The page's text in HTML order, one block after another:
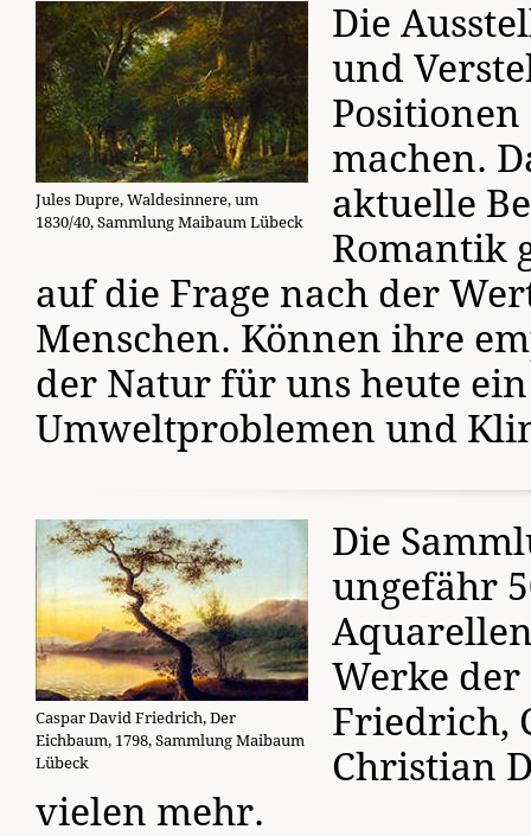
Jules Dupre, Waldesinnere, um
1830/40, Sammlung Maibaum Lübeck
Die
und
machen.
aktuelle
Romantik
auf die Frage nach der
Menschen. Können ihre
der Natur für uns heute
Umweltproblemen und
Caspar David Friedrich, Der
Eichbaum, 1798, Sammlung Maibaum
Lübeck
Die
ungefähr
Werke
Friedrich,
Christian
vielen mehr.